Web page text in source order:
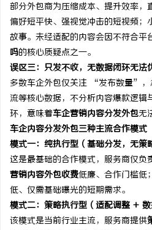
部分外包商为压缩成本、提升效率，
偏好短平快、强视觉冲击的短视频；
故事。未经适配的内容会因不符合平
吗的核心质疑点之一。
误区三：只发不收，无数据闭环无法
多数车企外包仅关注 “发布数量”，
流等核心数据，不分析内容爆款逻
环，意味着车企营销内容分发外包无
车企内容分发外包三种主流合作模式
模式一：纯执行型（基础分发，无策
这是最基础的合作模式，服务商仅负
营销内容外包收费低廉、合作门槛低
低、仅需基础曝光的短期需求。
模式二：策略执行型（适配调整 + 数
该模式是当前行业主流，服务商提供